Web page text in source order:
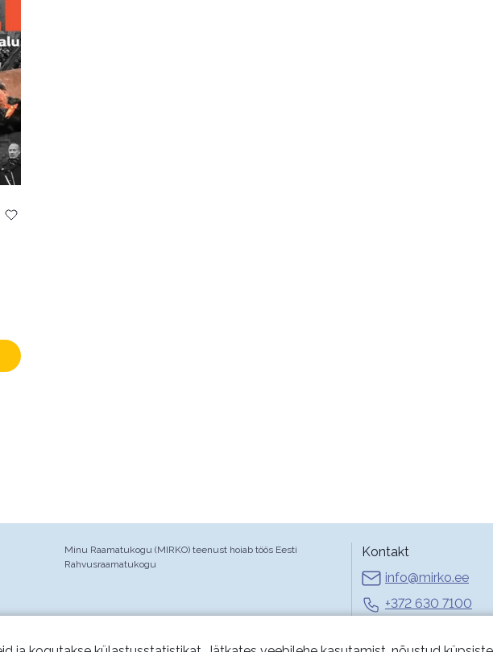
Minu Raamatukogu (MIRKO) teenust hoiab töös Eesti
Rahvusraamatukogu
Kontakt
info@mirko.ee
+372 630 7100